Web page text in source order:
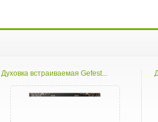
Духовка встраиваемая Gefest...